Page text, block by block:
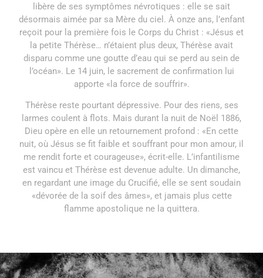
libère de ses symptômes névrotiques : elle se sait
désormais aimée par sa Mère du ciel. À onze ans, l’enfant
reçoit pour la première fois le Corps du Christ : «Jésus et
la petite Thérèse… n’étaient plus deux, Thérèse avait
disparu comme une goutte d’eau qui se perd au sein de
l’océan». Le 14 juin, le sacrement de confirmation lui
apporte «la force de souffrir».
Thérèse reste pourtant dépressive. Pour des riens, ses
larmes coulent à flots. Mais durant la nuit de Noël 1886,
Dieu opère en elle un retournement profond : «En cette
nuit, où Jésus se fit faible et souffrant pour mon amour, il
me rendit forte et courageuse», écrit-elle. L’infantilisme
est vaincu et Thérèse est devenue adulte. Un dimanche,
en regardant une image du Crucifié, elle se sent soudain
«dévorée de la soif des âmes», et jamais plus cette
flamme apostolique ne la quittera.